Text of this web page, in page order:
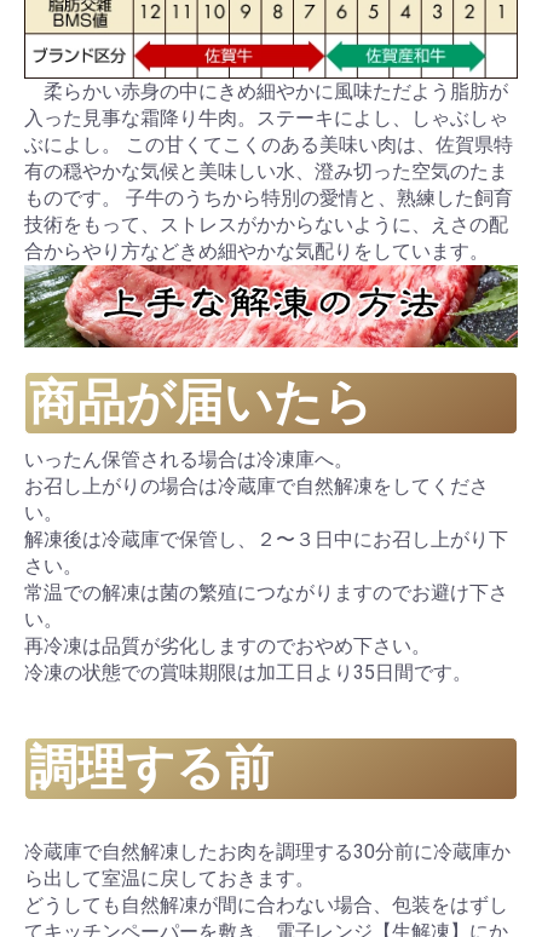
柔らかい赤身の中にきめ細やかに風味ただよう脂肪が
入った見事な霜降り牛肉。ステーキによし、しゃぶしゃ
ぶによし。 この甘くてこくのある美味い肉は、佐賀県特
有の穏やかな気候と美味しい水、澄み切った空気のたま
ものです。 子牛のうちから特別の愛情と、熟練した飼育
技術をもって、ストレスがかからないように、えさの配
合からやり方などきめ細やかな気配りをしています。
商品が届いたら
いったん保管される場合は冷凍庫へ。
お召し上がりの場合は冷蔵庫で自然解凍をしてくださ
い。
解凍後は冷蔵庫で保管し、２〜３日中にお召し上がり下
さい。
常温での解凍は菌の繁殖につながりますのでお避け下さ
い。
再冷凍は品質が劣化しますのでおやめ下さい。
冷凍の状態での賞味期限は加工日より35日間です。
調理する前
冷蔵庫で自然解凍したお肉を調理する30分前に冷蔵庫か
ら出して室温に戻しておきます。
どうしても自然解凍が間に合わない場合、包装をはずし
てキッチンペーパーを敷き、電子レンジ【生解凍】にか